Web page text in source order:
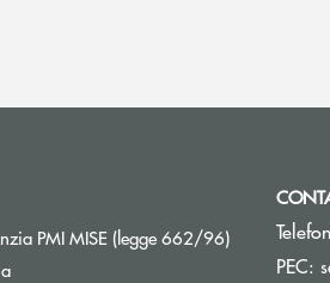
PMI MISE (legge 662/96)Apre una
PEC: